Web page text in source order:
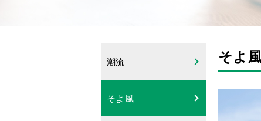
潮流
そよ風
そよ